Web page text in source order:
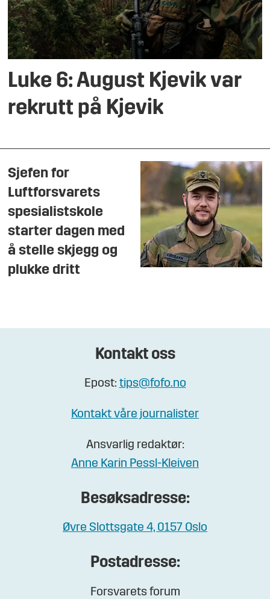
Luke 6: August Kjevik var
rekrutt på Kjevik
Sjefen for
Luftforsvarets
spesialistskole
starter dagen med
å stelle skjegg og
plukke dritt
Kontakt oss
Epost: tips@fofo.no
Kontakt våre journalister
Ansvarlig redaktør:
Anne Karin Pessl-Kleiven
Besøksadresse:
Øvre Slottsgate 4, 0157 Oslo
Postadresse:
Forsvarets forum